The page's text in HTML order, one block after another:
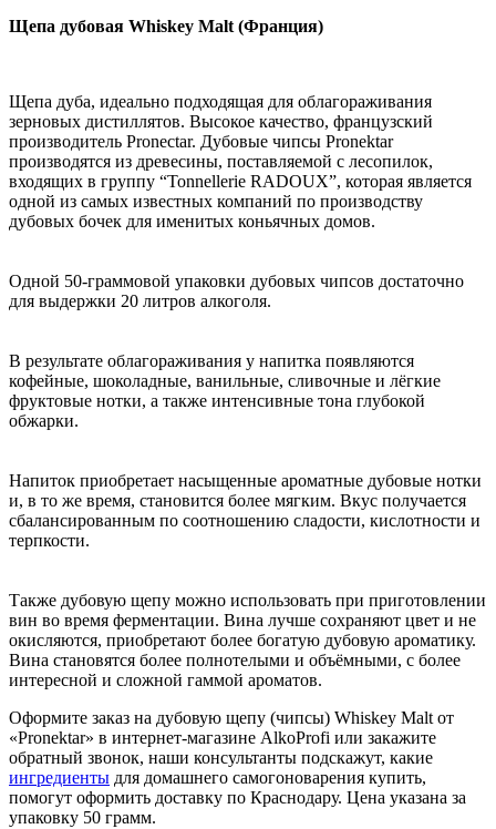
Щепа дубовая Whiskey Malt (Франция)
Щепа дуба, идеально подходящая для облагораживания
зерновых дистиллятов. Высокое качество, французский
производитель Pronectar. Дубовые чипсы Pronektar
производятся из древесины, поставляемой с лесопилок,
входящих в группу “Tonnellerie RADOUX”, которая является
одной из самых известных компаний по производству
дубовых бочек для именитых коньячных домов.
Одной 50-граммовой упаковки дубовых чипсов достаточно
для выдержки 20 литров алкоголя.
В результате облагораживания у напитка появляются
кофейные, шоколадные, ванильные, сливочные и лёгкие
фруктовые нотки, а также интенсивные тона глубокой
обжарки.
Напиток приобретает насыщенные ароматные дубовые нотки
и, в то же время, становится более мягким. Вкус получается
сбалансированным по соотношению сладости, кислотности и
терпкости.
Также дубовую щепу можно использовать при приготовлении
вин во время ферментации. Вина лучше сохраняют цвет и не
окисляются, приобретают более богатую дубовую ароматику.
Вина становятся более полнотелыми и объёмными, с более
интересной и сложной гаммой ароматов.
Оформите заказ на дубовую щепу (чипсы) Whiskey Malt от
«Pronektar» в интернет-магазине AlkoProfi или закажите
обратный звонок, наши консультанты подскажут, какие
ингредиенты для домашнего самогоноварения купить,
помогут оформить доставку по Краснодару. Цена указана за
упаковку 50 грамм.